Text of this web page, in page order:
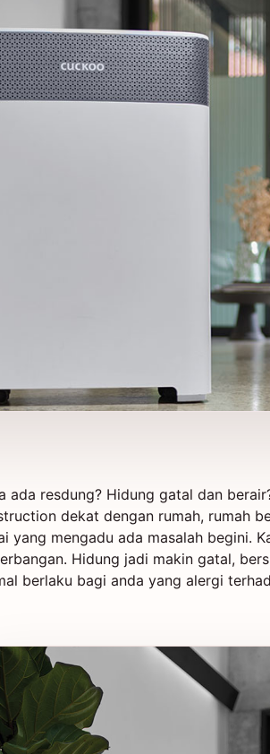
ada resdung? Hidung gatal dan
dekat dengan rumah, rumah
yang mengadu ada masalah begini.
Hidung jadi makin gatal,
berlaku bagi anda yang alergi